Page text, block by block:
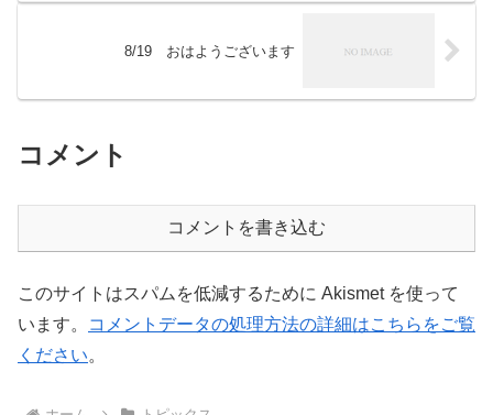
8/19 おはようございます
コメント
コメントを書き込む
このサイトはスパムを低減するために Akismet を使って
います。
コメントデータの処理方法の詳細はこちらをご覧
ください。